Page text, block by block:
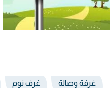
غرفة وصالة غرف نوم